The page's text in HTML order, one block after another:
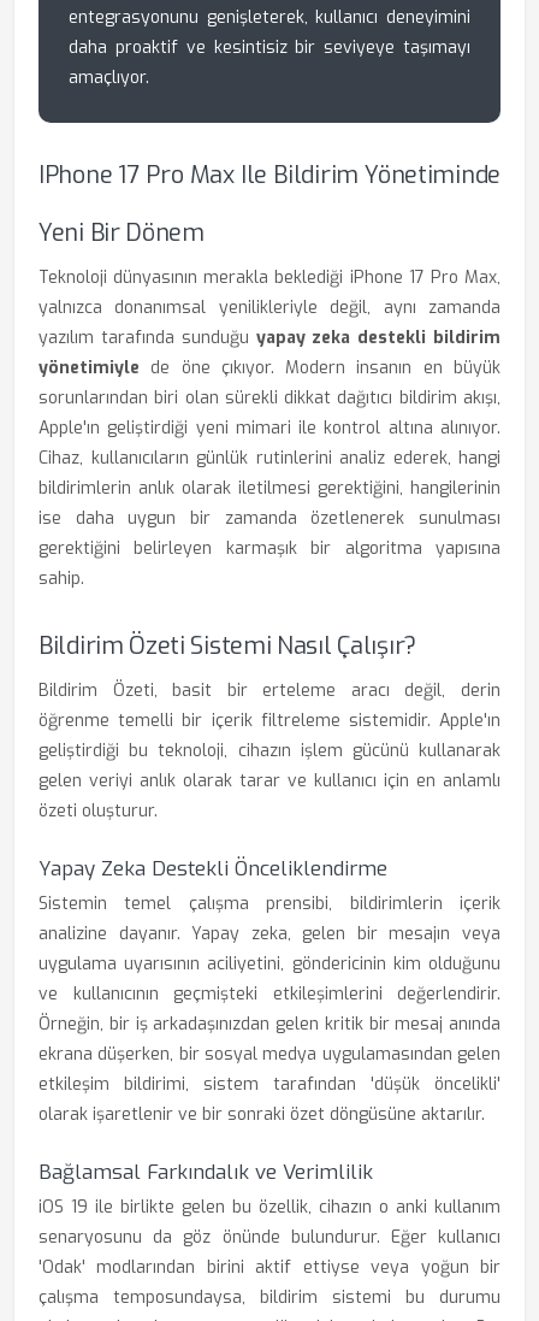
entegrasyonunu genişleterek, kullanıcı deneyimini
daha proaktif ve kesintisiz bir seviyeye taşımayı
amaçlıyor.
IPhone 17 Pro Max Ile Bildirim Yönetiminde
Yeni Bir Dönem
Teknoloji dünyasının merakla beklediği iPhone 17 Pro Max,
yalnızca donanımsal yenilikleriyle değil, aynı zamanda
yazılım tarafında sunduğu yapay zeka destekli bildirim
yönetimiyle de öne çıkıyor. Modern insanın en büyük
sorunlarından biri olan sürekli dikkat dağıtıcı bildirim akışı,
Apple'ın geliştirdiği yeni mimari ile kontrol altına alınıyor.
Cihaz, kullanıcıların günlük rutinlerini analiz ederek, hangi
bildirimlerin anlık olarak iletilmesi gerektiğini, hangilerinin
ise daha uygun bir zamanda özetlenerek sunulması
gerektiğini belirleyen karmaşık bir algoritma yapısına
sahip.
Bildirim Özeti Sistemi Nasıl Çalışır?
Bildirim Özeti, basit bir erteleme aracı değil, derin
öğrenme temelli bir içerik filtreleme sistemidir. Apple'ın
geliştirdiği bu teknoloji, cihazın işlem gücünü kullanarak
gelen veriyi anlık olarak tarar ve kullanıcı için en anlamlı
özeti oluşturur.
Yapay Zeka Destekli Önceliklendirme
Sistemin temel çalışma prensibi, bildirimlerin içerik
analizine dayanır. Yapay zeka, gelen bir mesajın veya
uygulama uyarısının aciliyetini, göndericinin kim olduğunu
ve kullanıcının geçmişteki etkileşimlerini değerlendirir.
Örneğin, bir iş arkadaşınızdan gelen kritik bir mesaj anında
ekrana düşerken, bir sosyal medya uygulamasından gelen
etkileşim bildirimi, sistem tarafından 'düşük öncelikli'
olarak işaretlenir ve bir sonraki özet döngüsüne aktarılır.
Bağlamsal Farkındalık ve Verimlilik
iOS 19 ile birlikte gelen bu özellik, cihazın o anki kullanım
senaryosunu da göz önünde bulundurur. Eğer kullanıcı
'Odak' modlarından birini aktif ettiyse veya yoğun bir
çalışma temposundaysa, bildirim sistemi bu durumu